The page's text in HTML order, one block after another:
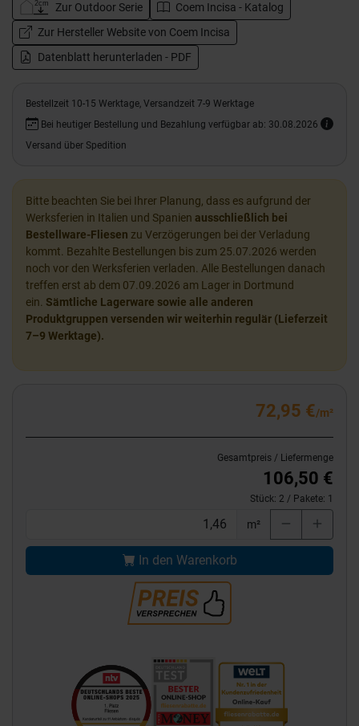
Zur Outdoor Serie
Coem Incisa - Katalog
Zur Hersteller Website von Coem Incisa
Datenblatt herunterladen - PDF
Bestellzeit 10-15 Werktage, Versandzeit 7-9 Werktage
Bei heutiger Bestellung und Bezahlung verfügbar ab: 30.08.2026
Versand über Spedition
Bitte beachten Sie bei Ihrer Planung, dass es aufgrund der
Werksferien in Italien und Spanien ausschließlich bei
Bestellware-Fliesen zu Verzögerungen bei der Verladung
kommt. Bezahlte Bestellungen bis zum 25.07.2026 werden
noch vor den Werksferien verladen. Alle Bestellungen danach
treffen erst ab dem 07.09.2026 am Lager in Dortmund
ein. Sämtliche Lagerware sowie alle anderen
Produktgruppen versenden wir weiterhin regulär (Lieferzeit
7–9 Werktage).
72,95 €/m²
Gesamtpreis / Liefermenge
106,50 €
Stück: 2 / Pakete: 1
m²
In den Warenkorb